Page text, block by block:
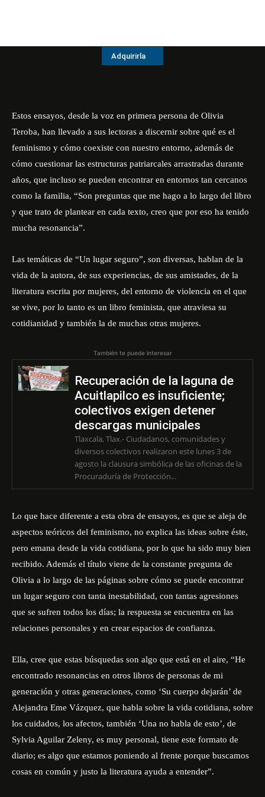
Adquirirla
Estos ensayos, desde la voz en primera persona de Olivia
Teroba, han llevado a sus lectoras a discernir sobre qué es el
feminismo y cómo coexiste con nuestro entorno, además de
cómo cuestionar las estructuras patriarcales arrastradas durante
años, que incluso se pueden encontrar en entornos tan cercanos
como la familia, “Son preguntas que me hago a lo largo del libro
y que trato de plantear en cada texto, creo que por eso ha tenido
mucha resonancia”.
Las temáticas de “Un lugar seguro”, son diversas, hablan de la
vida de la autora, de sus experiencias, de sus amistades, de la
literatura escrita por mujeres, del entorno de violencia en el que
se vive, por lo tanto es un libro feminista, que atraviesa su
cotidianidad y también la de muchas otras mujeres.
También te puede interesar
Recuperación de la laguna de
Acuitlapilco es insuficiente;
colectivos exigen detener
descargas municipales
Tlaxcala, Tlax.- Ciudadanos, comunidades y
diversos colectivos realizaron este lunes 3 de
agosto la clausura simbólica de las oficinas de la
Procuraduría de Protección...
Lo que hace diferente a esta obra de ensayos, es que se aleja de
aspectos teóricos del feminismo, no explica las ideas sobre éste,
pero emana desde la vida cotidiana, por lo que ha sido muy bien
recibido. Además el título viene de la constante pregunta de
Olivia a lo largo de las páginas sobre cómo se puede encontrar
un lugar seguro con tanta inestabilidad, con tantas agresiones
que se sufren todos los días; la respuesta se encuentra en las
relaciones personales y en crear espacios de confianza.
Ella, cree que estas búsquedas son algo que está en el aire, “He
encontrado resonancias en otros libros de personas de mi
generación y otras generaciones, como ‘Su cuerpo dejarán’ de
Alejandra Eme Vázquez, que habla sobre la vida cotidiana, sobre
los cuidados, los afectos, también ‘Una no habla de esto’, de
Sylvia Aguilar Zeleny, es muy personal, tiene este formato de
diario; es algo que estamos poniendo al frente porque buscamos
cosas en común y justo la literatura ayuda a entender”.